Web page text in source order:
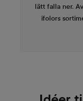
lätt falla ner.
ifolors